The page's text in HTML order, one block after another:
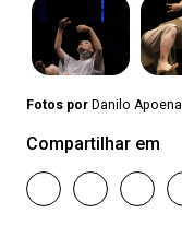
Fotos por Danilo Apoena
Compartilhar em